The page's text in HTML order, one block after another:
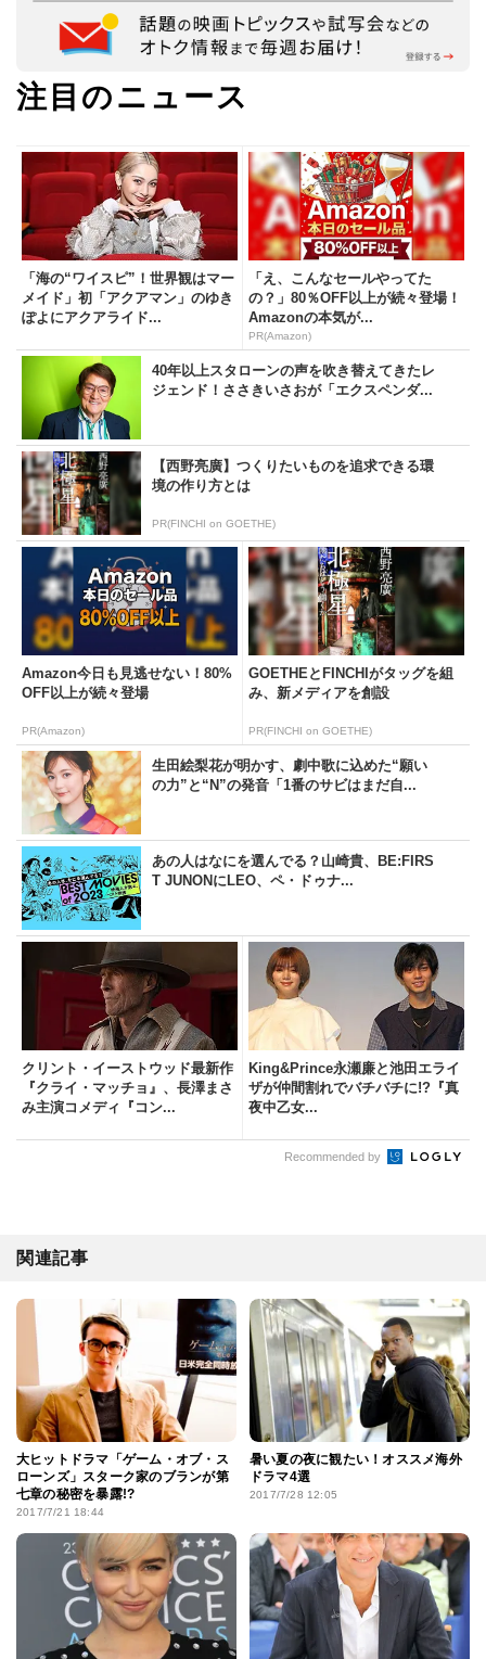
注目のニュース
「海の“ワイスピ”！世界観はマー
メイド」初「アクアマン」のゆき
ぽよにアクアライド...
「え、こんなセールやってた
の？」80％OFF以上が続々登場！
Amazonの本気が...
PR(Amazon)
40年以上スタローンの声を吹き替えてきたレ
ジェンド！ささきいさおが「エクスペンダ...
【西野亮廣】つくりたいものを追求できる環
境の作り方とは
PR(FINCHI on GOETHE)
Amazon今日も見逃せない！80%
OFF以上が続々登場
PR(Amazon)
GOETHEとFINCHIがタッグを組
み、新メディアを創設
PR(FINCHI on GOETHE)
生田絵梨花が明かす、劇中歌に込めた“願い
の力”と“N”の発音「1番のサビはまだ自...
あの人はなにを選んでる？山崎貴、BE:FIRS
T JUNONにLEO、ペ・ドゥナ...
クリント・イーストウッド最新作
『クライ・マッチョ』、長澤まさ
み主演コメディ『コン...
King&Prince永瀬廉と池田エライ
ザが仲間割れでバチバチに!?『真
夜中乙女...
Recommended by
関連記事
大ヒットドラマ「ゲーム・オブ・ス
ローンズ」スターク家のブランが第
七章の秘密を暴露!?
2017/7/21 18:44
暑い夏の夜に観たい！オススメ海外
ドラマ4選
2017/7/28 12:05